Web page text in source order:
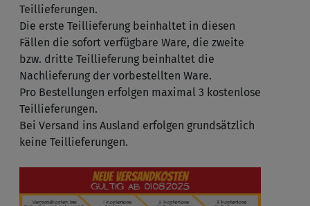
Teillieferungen.
Die erste Teillieferung beinhaltet in diesen
Fällen die sofort verfügbare Ware, die zweite
bzw. dritte Teillieferung beinhaltet die
Nachlieferung der vorbestellten Ware.
Pro Bestellungen erfolgen maximal 3 kostenlose
Teillieferungen.
Bei Versand ins Ausland erfolgen grundsätzlich
keine Teillieferungen.